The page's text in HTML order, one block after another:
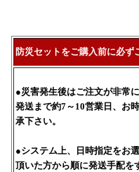
防災セットをご購入前に必ず
●災害発生後はご注文が非常
発送まで約7～10営業日、お
承下さい。
●システム上、日時指定をお
頂いた方から順に発送手配を